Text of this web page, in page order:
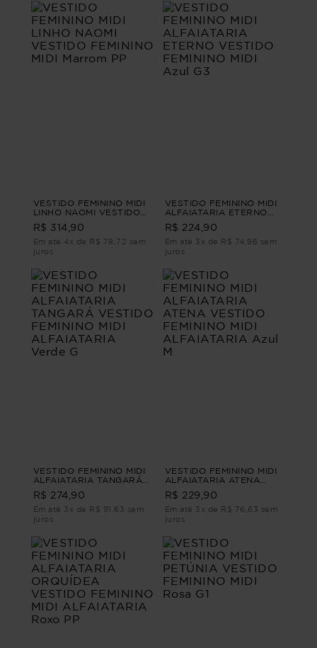
VESTIDO FEMININO MIDI
LINHO NAOMI VESTIDO
FEMININO MIDI Marrom
PP
R$ 314,90
Em até 4x de R$ 78,72 sem
juros
VESTIDO FEMININO MIDI
ALFAIATARIA ETERNO
VESTIDO FEMININO MIDI
Azul G3
R$ 224,90
Em até 3x de R$ 74,96 sem
juros
VESTIDO FEMININO MIDI
ALFAIATARIA TANGARÁ
VESTIDO FEMININO MIDI
ALFAIATARIA Verde G
R$ 274,90
Em até 3x de R$ 91,63 sem
juros
VESTIDO FEMININO MIDI
ALFAIATARIA ATENA
VESTIDO FEMININO MIDI
ALFAIATARIA Azul M
R$ 229,90
Em até 3x de R$ 76,63 sem
juros